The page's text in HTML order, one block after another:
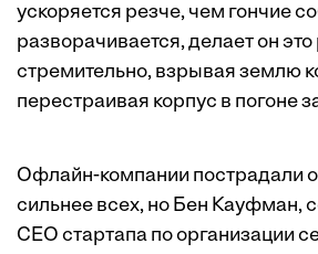
ускоряется резче, чем гончие
разворачивается, делает он
стремительно, взрывая землю
перестраивая корпус в погоне
Офлайн-компании пострадали
сильнее всех, но Бен Кауфман,
CEO стартапа по организации